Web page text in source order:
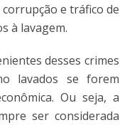
e tráfico de
à lavagem.
desses crimes
lavados se forem
Ou seja, a
ser considerada